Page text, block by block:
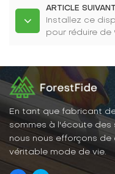
ARTICLE SUIVANT
Installez ce
pour réduire
En tant que fabricant
sommes à l'écoute des
nous nous efforçons de
véritable mode de vie.